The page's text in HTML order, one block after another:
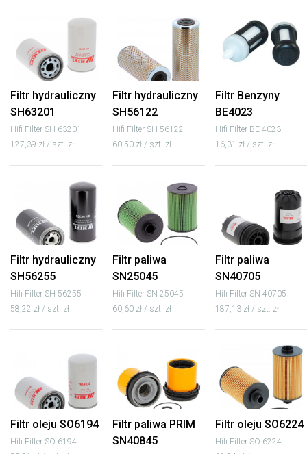
Filtr hydrauliczny
SH63201
Hifi Filter SH 63201
127,39 zł / szt. zł
Filtr hydrauliczny
SH56122
Hifi Filter SH 56122
60,50 zł / szt. zł
Filtr Benzyny
BE4023
Hifi Filter BE 4023
16,31 zł / szt. zł
Filtr hydrauliczny
SH56255
Hifi Filter SH 56255
58,22 zł / szt. zł
Filtr paliwa
SN25045
Hifi Filter SN 25045
60,60 zł / szt. zł
Filtr paliwa
SN40705
Hifi Filter SN 40705
187,13 zł / szt. zł
Filtr oleju SO6194
Hifi Filter SO 6194
Filtr paliwa PRIM
SN40845
Filtr oleju SO6224
Hifi Filter SO 6224